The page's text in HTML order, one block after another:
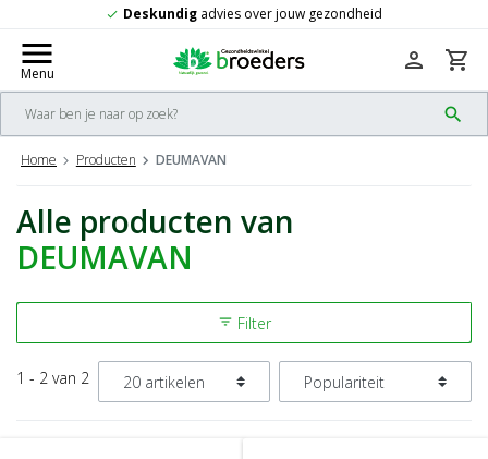
check Deskundig advies over jouw gezondheid
menu
Menu
search
person shopping_cart
Home Producten DEUMAVAN
Alle producten van
DEUMAVAN
filter_list Filter
1 - 2 van 2